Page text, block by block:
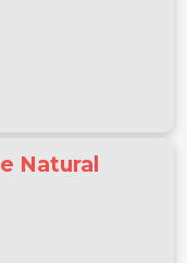
Natural